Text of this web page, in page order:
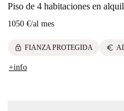
Piso de 4 habitaciones en
1050 €/al mes
lock FIANZA PROTEGIDA euro
+info